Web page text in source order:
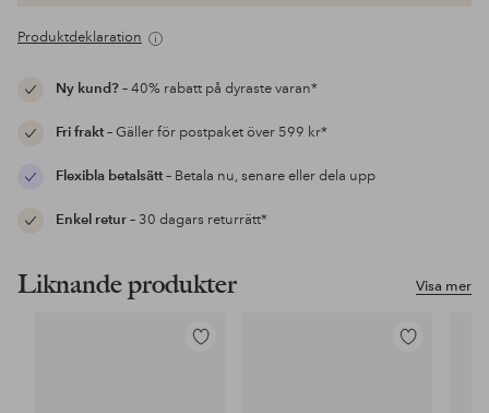
Produktdeklaration
Ny kund?– 40% rabatt på dyraste varan*
Fri frakt– Gäller för postpaket över 599 kr*
Flexibla betalsätt– Betala nu, senare eller dela upp
Enkel retur– 30 dagars returrätt*
Visa mer
Liknande produkter
Lägg
Lägg